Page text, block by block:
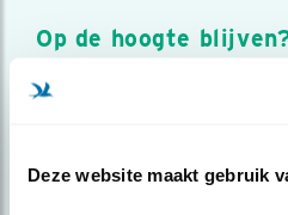
Deze website maakt gebruik
Op de hoogte
Meld je aan en ontvang
over vogels en activiteiten van